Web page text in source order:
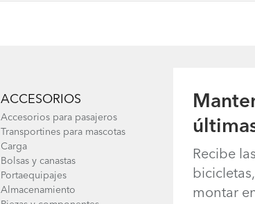
Recibe
montar
ACCESORIOS
Accesorios para pasajeros
Transportines para mascotas
Carga
Bolsas y canastas
Portaequipajes
Almacenamiento